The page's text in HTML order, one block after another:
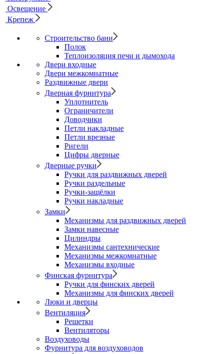
Освещение
Крепеж
Строительство бани
Полок
Теплоизоляция печи и дымохода
Двери входные
Двери межкомнатные
Раздвижные двери
Дверная фурнитура
Уплотнитель
Ограничители
Доводчики
Петли накладные
Петли врезные
Ригели
Цифры дверные
Дверные ручки
Ручки для раздвижных дверей
Ручки раздельные
Ручки-защёлки
Ручки накладные
Замки
Механизмы для раздвижных дверей
Замки навесные
Цилиндры
Механизмы сантехнические
Механизмы межкомнатные
Механизмы входные
Финская фурнитура
Ручки для финских дверей
Механизмы для финских дверей
Люки и дверцы
Вентиляция
Решетки
Вентиляторы
Воздуховоды
Фурнитура для воздуховодов